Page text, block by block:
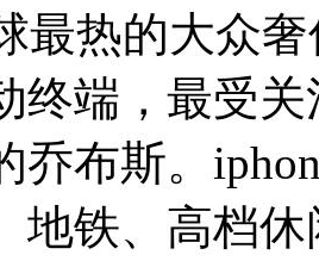
最热的大众
终端，最受
乔布斯。
地铁、高档